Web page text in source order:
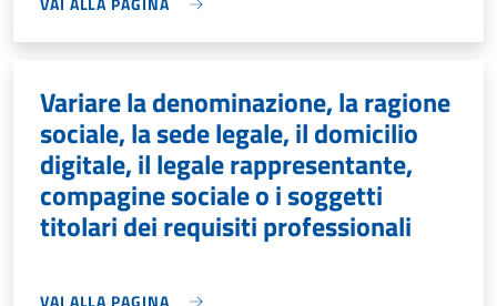
Variare la denominazione, la ragione
sociale, la sede legale, il domicilio
digitale, il legale rappresentante,
compagine sociale o i soggetti
titolari dei requisiti professionali
VAI ALLA PAGINA